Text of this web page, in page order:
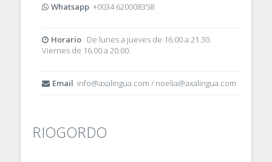
Whatsapp+0034 620008358
HorarioDe lunes a jueves de 16.00 a 21.30.
Viernes de 16.00 a 20.00.
Email info@axalingua.com / noelia@axalingua.com
RIOGORDO